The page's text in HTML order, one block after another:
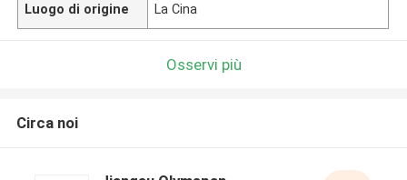
Luogo di origine La Cina
Osservi più
Circa noi